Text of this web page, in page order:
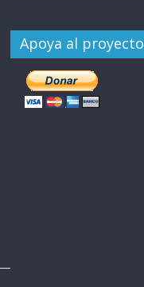
Apoya al proyecto